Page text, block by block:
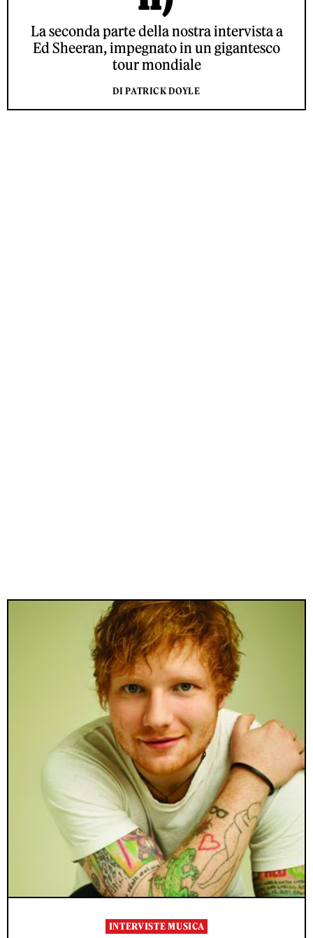
La seconda parte della nostra intervista a
Ed Sheeran, impegnato in un gigantesco
tour mondiale
DI PATRICK DOYLE
INTERVISTE MUSICA